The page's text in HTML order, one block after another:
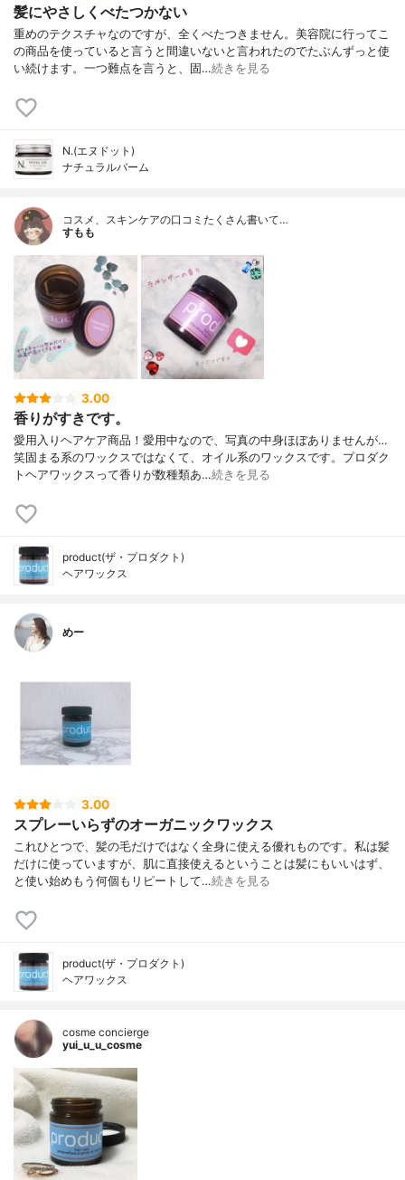
髪にやさしくべたつかない
重めのテクスチャなのですが、全くべたつきません。美容院に行ってこ
の商品を使っていると言うと間違いないと言われたのでたぶんずっと使
い続けます。一つ難点を言うと、固…続きを見る
N.(エヌドット)
ナチュラルバーム
コスメ、スキンケアの口コミたくさん書いて…
すもも
3.00
香りがすきです。
愛用入りヘアケア商品！愛用中なので、写真の中身ほぼありませんが…
笑固まる系のワックスではなくて、オイル系のワックスです。プロダク
トヘアワックスって香りが数種類あ…続きを見る
product(ザ・プロダクト)
ヘアワックス
めー
3.00
スプレーいらずのオーガニックワックス
これひとつで、髪の毛だけではなく全身に使える優れものです。私は髪
だけに使っていますが、肌に直接使えるということは髪にもいいはず、
と使い始めもう何個もリピートして…続きを見る
product(ザ・プロダクト)
ヘアワックス
cosme concierge
yui_u_u_cosme